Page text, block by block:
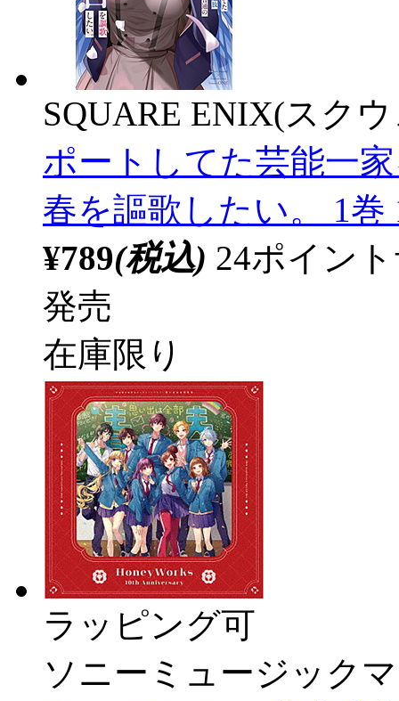
SQUARE ENIX(スク
ポートしてた芸能一
春を謳歌したい。 1巻
¥789(税込) 24ポイン
発売
在庫限り
ラッピング可
ソニーミュージック